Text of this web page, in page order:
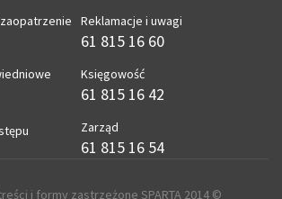
Reklamacje i uwagi
61 815 16 60
Księgowość
61 815 16 42
Zarząd
61 815 16 54
i formy zastrzeżone SPARTA 2014 ©